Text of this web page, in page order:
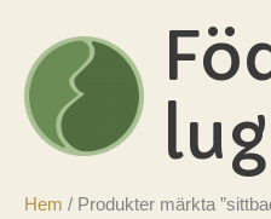
innehåll
Hem / Produkter märkta